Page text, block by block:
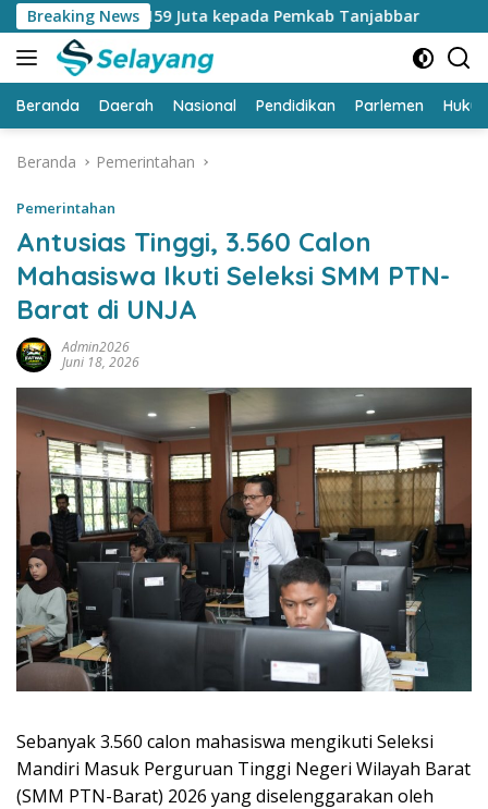
Langsung
ke
konten
Breaking News
Rp159 Juta kepada Pemkab Tanjabbar Catat…. CFD
Beranda Daerah Nasional Pendidikan Parlemen
Beranda Pemerintahan
Pemerintahan
Antusias Tinggi, 3.560 Calon
Mahasiswa Ikuti Seleksi SMM PTN-
Barat di UNJA
Admin2026
Juni 18, 2026
Sebanyak 3.560 calon mahasiswa mengikuti Seleksi
Mandiri Masuk Perguruan Tinggi Negeri Wilayah Barat
(SMM PTN-Barat) 2026 yang diselenggarakan oleh